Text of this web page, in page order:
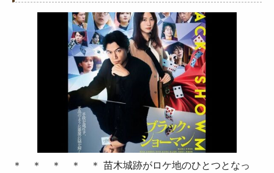
＊ ＊ ＊ ＊ ＊ 苗木城跡がロケ地のひとつとなっ